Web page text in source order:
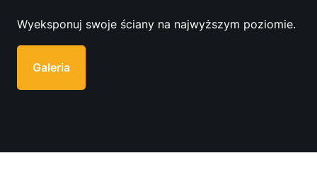
Wyeksponuj swoje ściany na najwyższym poziomie.
Galeria